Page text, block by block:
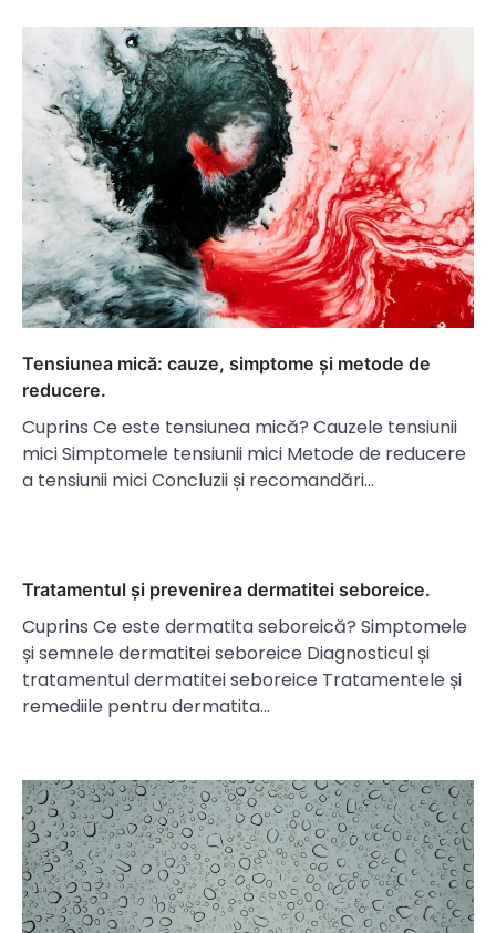
Tensiunea mică: cauze, simptome și metode de
reducere.
Cuprins Ce este tensiunea mică? Cauzele tensiunii
mici Simptomele tensiunii mici Metode de reducere
a tensiunii mici Concluzii și recomandări…
Tratamentul și prevenirea dermatitei seboreice.
Cuprins Ce este dermatita seboreică? Simptomele
și semnele dermatitei seboreice Diagnosticul și
tratamentul dermatitei seboreice Tratamentele și
remediile pentru dermatita…